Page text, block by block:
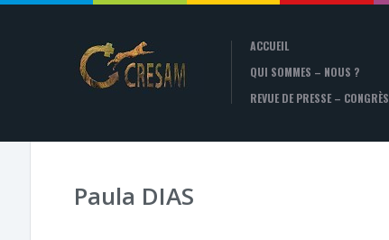
ACCUEIL
QUI SOMMES – NOUS ?
REVUE DE PRESSE – CONGRÈS
Paula DIAS